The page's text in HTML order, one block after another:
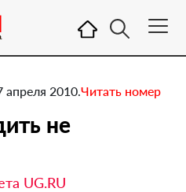
2010.Читать номер
не
UG.RU